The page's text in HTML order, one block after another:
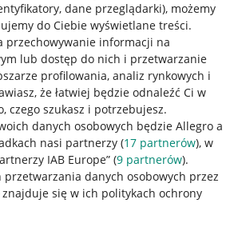
dane przeglądarki), możemy
do Ciebie wyświetlane treści.
przechowywanie informacji na
lub dostęp do nich i przetwarzanie
profilowania, analiz rynkowych i
że łatwiej będzie odnaleźć Ci w
czego szukasz i potrzebujesz.
danych osobowych będzie Allegro a
nasi partnerzy (17 partnerów), w
IAB Europe” (9 partnerów).
przetwarzania danych osobowych przez
się w ich politykach ochrony